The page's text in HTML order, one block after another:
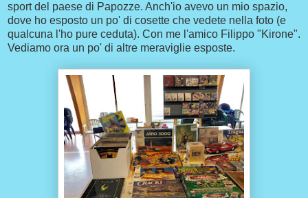
sport del paese di Papozze. Anch'io avevo un mio spazio,
dove ho esposto un po' di cosette che vedete nella foto (e
qualcuna l'ho pure ceduta). Con me l'amico Filippo "Kirone".
Vediamo ora un po' di altre meraviglie esposte.